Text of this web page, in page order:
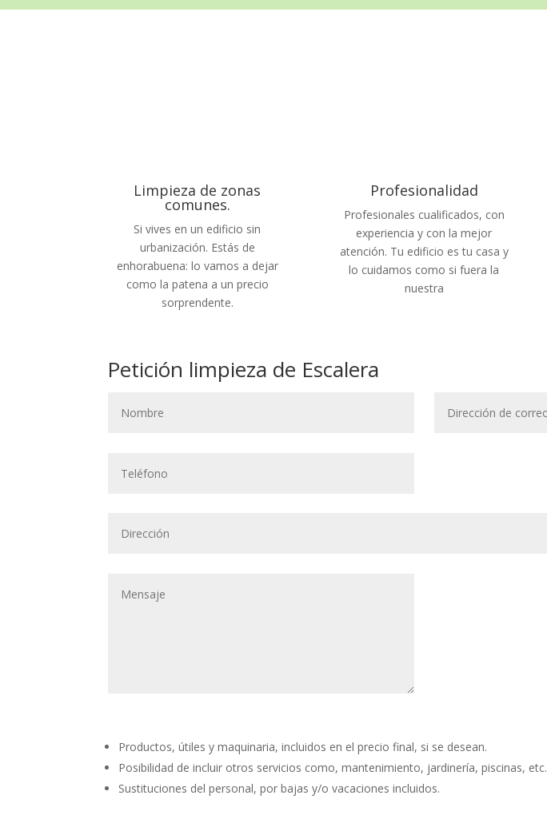
Limpieza de zonas
comunes.
Si vives en un edificio sin
urbanización. Estás de
enhorabuena: lo vamos a dejar
como la patena a un precio
sorprendente.
Profesionalidad
Profesionales cualificados, con
experiencia y con la mejor
atención. Tu edificio es tu casa y
lo cuidamos como si fuera la
nuestra
Petición limpieza de Escalera
Productos, útiles y maquinaria, incluidos en el precio final, si se desean.
Posibilidad de incluir otros servicios como, mantenimiento, jardinería, piscinas, etc.
Sustituciones del personal, por bajas y/o vacaciones incluidos.